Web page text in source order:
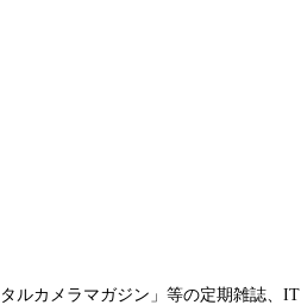
ルカメラマガジン」等の定期雑誌、IT